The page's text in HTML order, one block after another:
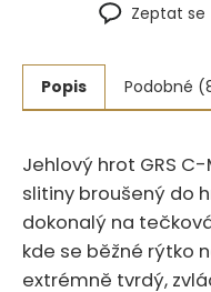
Zeptat se
Popis Podobné
Jehlový hrot GRS
slitiny broušený do
dokonalý na
kde se běžné rýtko
extrémně tvrdý,